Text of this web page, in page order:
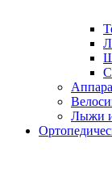
Лыжи и